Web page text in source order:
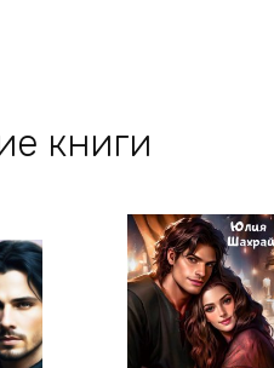
книги